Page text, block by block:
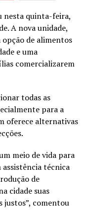
nesta quinta-feira,
A nova unidade,
opção de alimentos
e uma
comercializarem
todas as
para a
oferece alternativas
meio de vida para
assistência técnica
de
cidade suas
justos”, comentou